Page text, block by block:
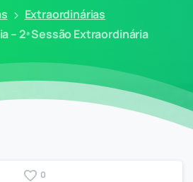
Extraordinárias
– 2ª Sessão Extraordinária
0